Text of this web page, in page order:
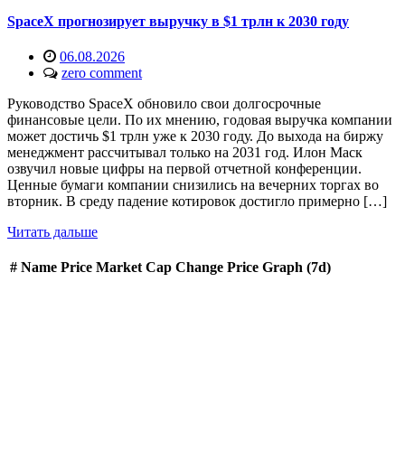
SpaceX прогнозирует выручку в $1 трлн к 2030 году
06.08.2026
zero comment
Руководство SpaceX обновило свои долгосрочные
финансовые цели. По их мнению, годовая выручка компании
может достичь $1 трлн уже к 2030 году. До выхода на биржу
менеджмент рассчитывал только на 2031 год. Илон Маск
озвучил новые цифры на первой отчетной конференции.
Ценные бумаги компании снизились на вечерних торгах во
вторник. В среду падение котировок достигло примерно […]
Читать дальше
# Name Price Market Cap Change Price Graph (7d)